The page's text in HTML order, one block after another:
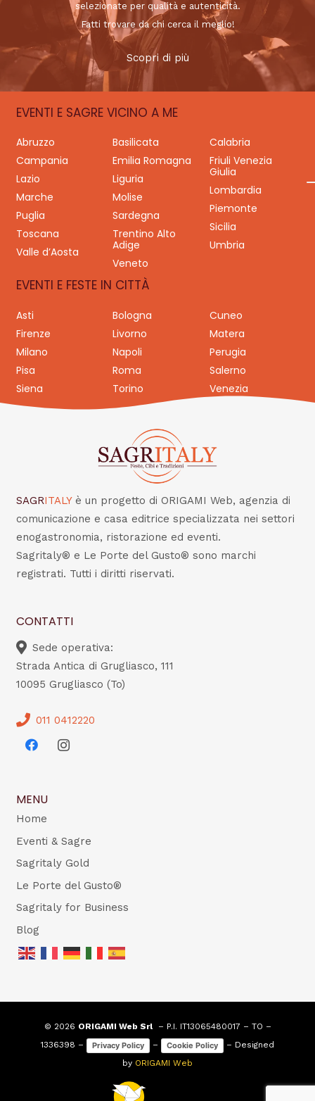
selezionate per qualità e autenticità.
Fatti trovare da chi cerca il meglio!
Scopri di più
EVENTI E SAGRE VICINO A ME
Abruzzo Basilicata
Calabria
Campania
Emilia Romagna
Friuli Venezia
Giulia
Lazio
Liguria
Lombardia
Marche
Molise
Piemonte
Puglia
Sardegna
Sicilia
Toscana
Trentino Alto
Adige
Umbria
Valle d’Aosta
Veneto
EVENTI E FESTE IN CITTÀ
Asti Bologna
Cuneo
Firenze
Livorno
Matera
Milano
Napoli
Perugia
Pisa
Roma
Salerno
Siena
Torino Venezia
SAGRITALY è un progetto di ORIGAMI Web, agenzia di
comunicazione e casa editrice specializzata nei settori
enogastronomia, ristorazione ed eventi.
Sagritaly® e Le Porte del Gusto® sono marchi
registrati. Tutti i diritti riservati.
CONTATTI
Sede operativa:
Strada Antica di Grugliasco, 111
10095 Grugliasco (To)
011 0412220
MENU
Home
Eventi & Sagre
Sagritaly Gold
Le Porte del Gusto®
Sagritaly for Business
Blog
© 2026 ORIGAMI Web Srl– P.I. IT13065480017 – TO –
1336398 –
Privacy Policy – Cookie Policy
– Designed
by ORIGAMI Web